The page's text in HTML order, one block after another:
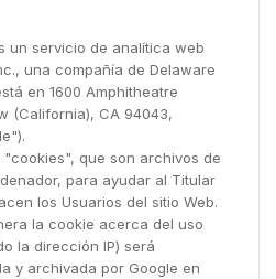
un servicio de analítica web
una compañía de Delaware
en 1600 Amphitheatre
(California), CA 94043,
"cookies", que son archivos de
para ayudar al Titular
los Usuarios del sitio Web.
la cookie acerca del uso
la dirección IP) será
y archivada por Google en